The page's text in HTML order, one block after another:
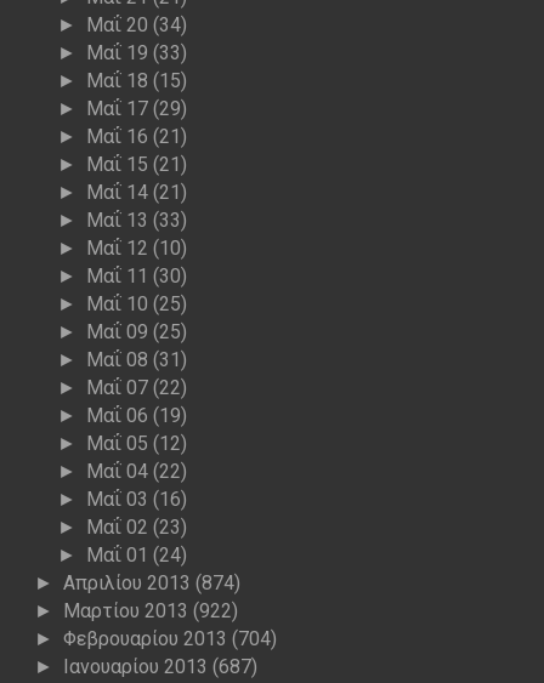
► Μαΐ 20(34)
► Μαΐ 19(33)
► Μαΐ 18(15)
► Μαΐ 17(29)
► Μαΐ 16(21)
► Μαΐ 15(21)
► Μαΐ 14(21)
► Μαΐ 13(33)
► Μαΐ 12(10)
► Μαΐ 11(30)
► Μαΐ 10(25)
► Μαΐ 09(25)
► Μαΐ 08(31)
► Μαΐ 07(22)
► Μαΐ 06(19)
► Μαΐ 05(12)
► Μαΐ 04(22)
► Μαΐ 03(16)
► Μαΐ 02(23)
► Μαΐ 01(24)
►Απριλίου 2013(874)
► Μαρτίου 2013(922)
►Φεβρουαρίου 2013(704)
► Ιανουαρίου 2013(687)